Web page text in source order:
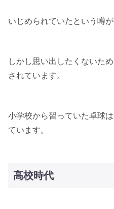
いじめられていたという噂が
しかし思い出したくないた
されています。
小学校から習っていた卓球
ています。
高校時代